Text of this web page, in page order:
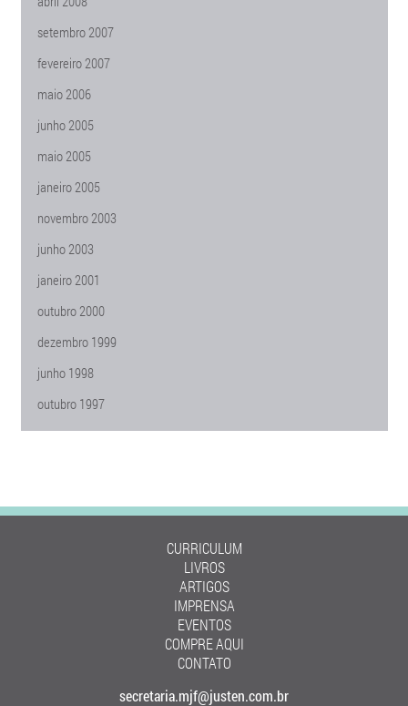
setembro 2007
fevereiro 2007
maio 2006
junho 2005
maio 2005
janeiro 2005
novembro 2003
junho 2003
janeiro 2001
outubro 2000
dezembro 1999
junho 1998
outubro 1997
CURRICULUM
LIVROS
ARTIGOS
IMPRENSA
EVENTOS
COMPRE AQUI
CONTATO
secretaria.mjf@justen.com.br